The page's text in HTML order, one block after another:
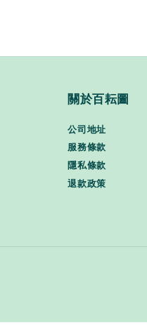
關於百耘圖
公司地址
服務條款
隱私條款
退款政策